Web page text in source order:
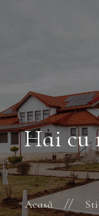
Hai cu
Acasă